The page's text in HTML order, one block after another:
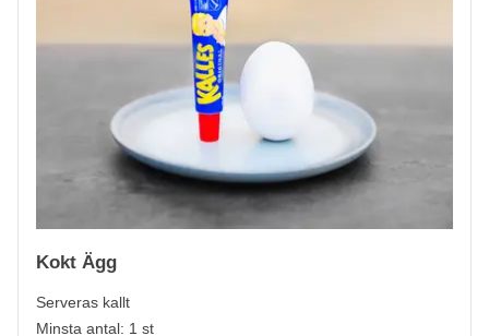
Kokt Ägg
Serveras kallt
Minsta antal: 1 st